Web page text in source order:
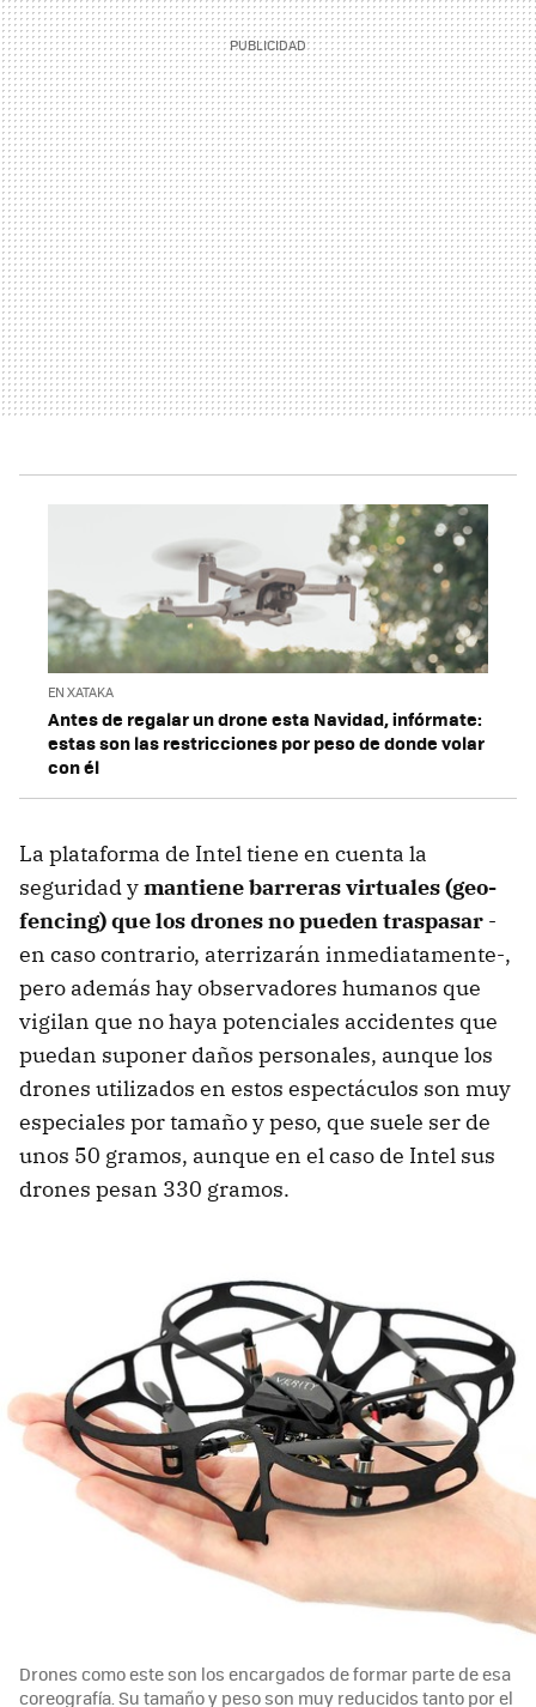
EN XATAKA
Antes de regalar un drone esta Navidad, infórmate:
estas son las restricciones por peso de donde volar
con él
La plataforma de Intel tiene en cuenta la
seguridad ymantiene barreras virtuales (geo-
fencing) que los drones no pueden traspasar -
en caso contrario, aterrizarán inmediatamente-,
pero además hay observadores humanos que
vigilan que no haya potenciales accidentes que
puedan suponer daños personales, aunque los
drones utilizados en estos espectáculos son muy
especiales por tamaño y peso, que suele ser de
unos 50 gramos, aunque en el caso de Intel sus
drones pesan 330 gramos.
Drones como este son los encargados de formar parte de esa
coreografía. Su tamaño y peso son muy reducidos tanto por el